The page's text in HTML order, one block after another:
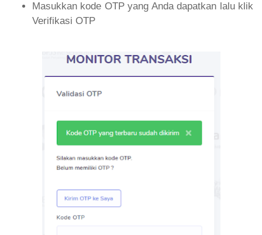
Masukkan kode OTP yang Anda dapatkan lalu klik
Verifikasi OTP